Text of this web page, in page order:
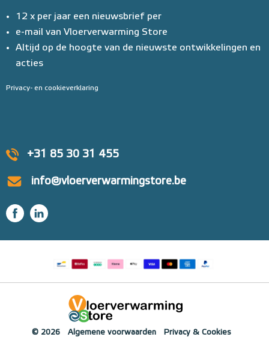
+31 85 30 31 455
info@vloerverwarmingstore.be
12 x per jaar een nieuwsbrief per
e-mail van Vloerverwarming Store
Altijd op de hoogte van de nieuwste ontwikkelingen en
acties
Privacy- en cookieverklaring
© 2026 Algemene voorwaarden Privacy & Cookies